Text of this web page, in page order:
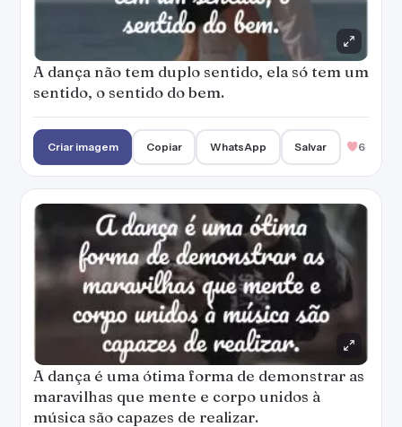
A dança não tem duplo sentido, ela só tem um
sentido, o sentido do bem.
Criar imagem Copiar WhatsApp Salvar 6
A dança é uma ótima forma de demonstrar as
maravilhas que mente e corpo unidos à
música são capazes de realizar.